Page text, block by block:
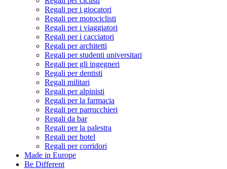
Regali per i giocatori
Regali per motociclisti
Regali per i viaggiatori
Regali per i cacciatori
Regali per architetti
Regali per studenti universitari
Regali per gli ingegneri
Regali per dentisti
Regali militari
Regali per alpinisti
Regali per la farmacia
Regali per parrucchieri
Regali da bar
Regali per la palestra
Regali per hotel
Regali per corridori
Made in Europe
Be Different